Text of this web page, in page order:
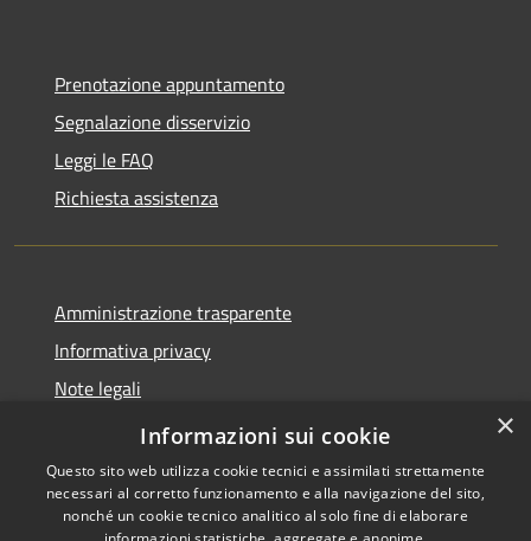
Prenotazione appuntamento
Segnalazione disservizio
Leggi le FAQ
Richiesta assistenza
Amministrazione trasparente
Informativa privacy
Note legali
Dichiarazione di accessibilità
×
Informazioni sui cookie
Questo sito web utilizza cookie tecnici e assimilati strettamente
necessari al corretto funzionamento e alla navigazione del sito,
nonché un cookie tecnico analitico al solo fine di elaborare